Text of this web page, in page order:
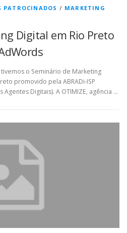
PATROCINADOS / MARKETING
Digital em Rio Preto
o Seminário de Marketing
promovido pela ABRADi-ISP
Digitais). A OTIMIZE, agência …